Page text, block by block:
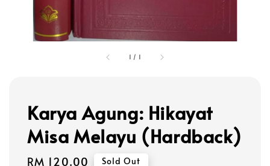
1 / 1
Karya Agung: Hikayat
Misa Melayu (Hardback)
Regular
RM 120.00 Sold Out